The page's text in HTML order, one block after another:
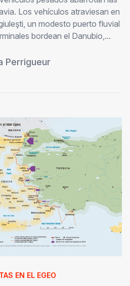
Los vehículos atraviesan en
un modesto puerto fluvial
bordean el Danubio,...
Perrigueur
EN EL EGEO